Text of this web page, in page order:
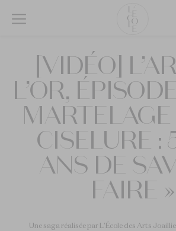
School
of
Jewelry
logo
[VIDÉO]
L’OR,
CISELURE :
ANS DE
FAIRE »
Une saga réalisée par L'École des Arts